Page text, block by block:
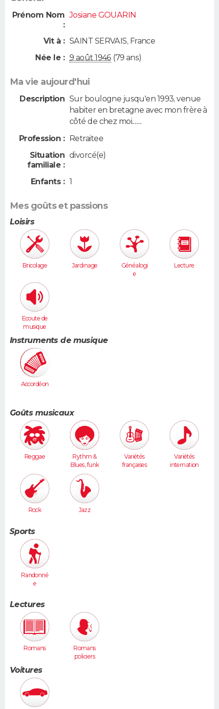
Prénom Nom
:
Josiane GOUARIN
Vit à : SAINT SERVAIS, France
Née le : 9 août 1946 (79 ans)
Ma vie aujourd'hui
Description Sur boulogne jusqu'en 1993, venue
habiter en bretagne avec mon frère à
côté de chez moi........
Profession : Retraitee
Situation
familiale :
divorcé(e)
Enfants : 1
Mes goûts et passions
Loisirs
Bricolage Jardinage
Généalogi
e
Lecture
Ecoute de
musique
Instruments de musique
Accordéon
Goûts musicaux
Reggae
Rythm &
Blues, funk
Variétés
françaises
Variétés
internation
Rock Jazz
Sports
Randonné
e
Lectures
Romans
Romans
policiers
Voitures